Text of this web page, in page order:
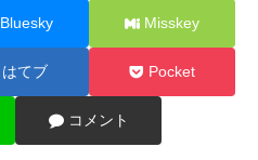
Bluesky Misskey
はてブ Pocket
コメント